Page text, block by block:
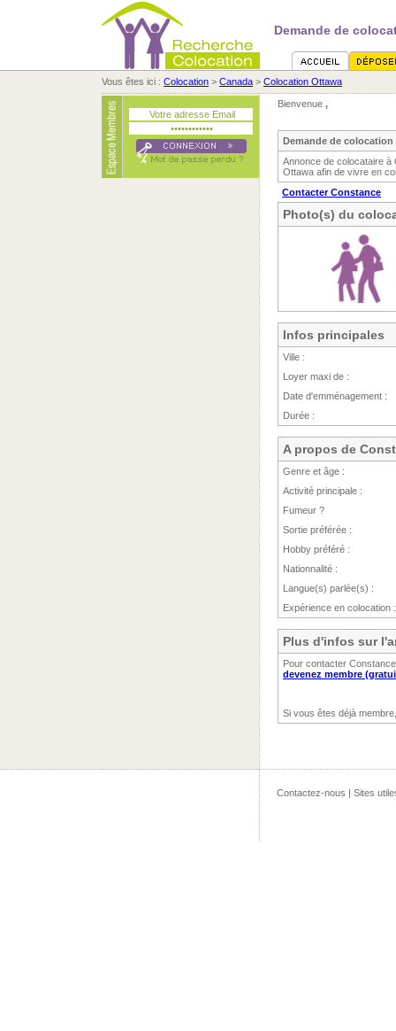
Demande de
Vous êtes ici : Colocation > Canada > Colocation Ottawa
Bienvenue ,
Demande de colocation
Annonce de colocataire à
Ottawa afin de vivre en
Contacter Constance
Photo(s) du
Infos principales
Ville :
Loyer maxi de :
Date d'emménagement :
Durée :
A propos de
Genre et âge :
Activité principale :
Fumeur ?
Sortie préférée :
Hobby préféré :
Nationnalité :
Langue(s) parlée(s) :
Expérience en colocation :
Plus d'infos sur
Pour contacter
devenez membre
Si vous êtes déjà
Contactez-nous | Sites